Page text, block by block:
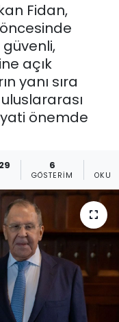
Fidan,
öncesinde
açık
yanı sıra
önemde
6
GÖSTERIM